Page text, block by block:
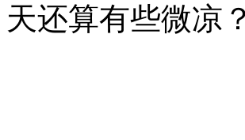
天还算有些微凉？